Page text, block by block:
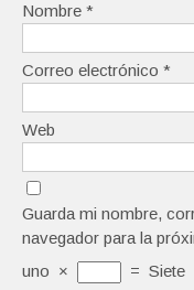
Nombre *
Correo electrónico *
Web
Guarda mi nombre,
navegador para la
uno × = Siete